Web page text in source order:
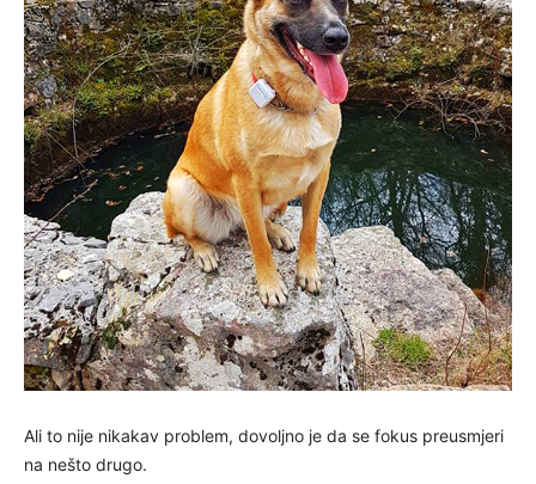
Ali to nije nikakav problem, dovoljno je da se fokus preusmjeri
na nešto drugo.